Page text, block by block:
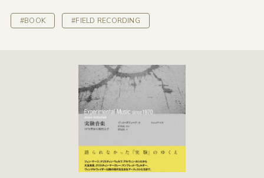
#BOOK #FIELD RECORDING